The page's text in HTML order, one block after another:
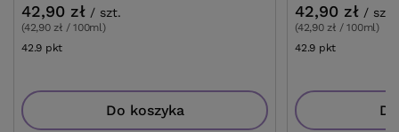
42,90 zł / szt.
(42,90 zł / 100ml)
42.9 pkt
Do koszyka
42,90 zł / szt.
(42,90 zł / 100ml)
42.9 pkt